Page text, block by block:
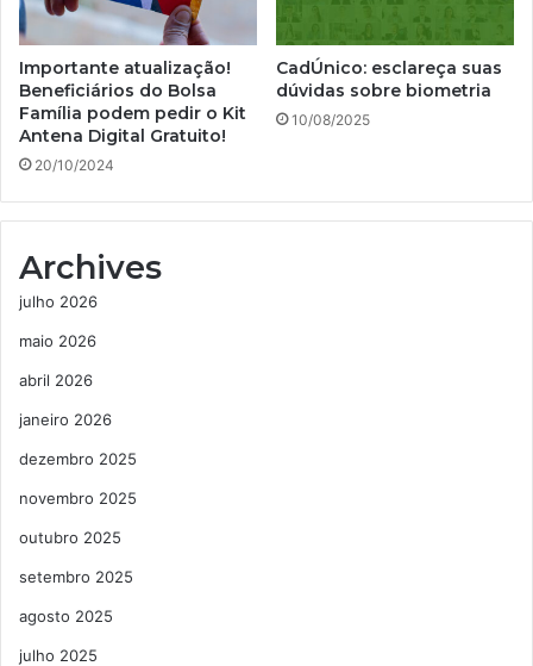
Importante atualização!
Beneficiários do Bolsa
Família podem pedir o Kit
Antena Digital Gratuito!
20/10/2024
CadÚnico: esclareça suas
dúvidas sobre biometria
10/08/2025
Archives
julho 2026
maio 2026
abril 2026
janeiro 2026
dezembro 2025
novembro 2025
outubro 2025
setembro 2025
agosto 2025
julho 2025